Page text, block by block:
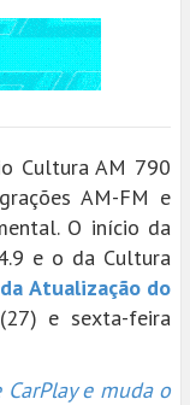
Cultura AM 790
AM-FM e
O início da
e o da Cultura
Atualização do
e sexta-feira
e muda o